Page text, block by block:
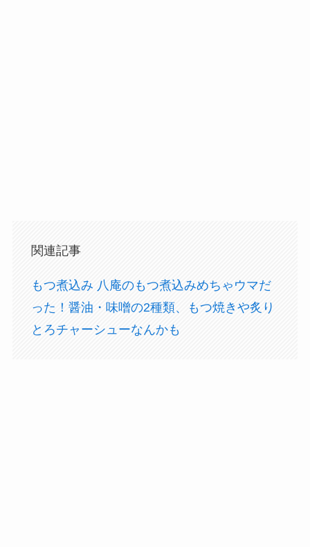
関連記事
もつ煮込み 八庵のもつ煮込みめちゃウマだ
った！醤油・味噌の2種類、もつ焼きや炙り
とろチャーシューなんかも